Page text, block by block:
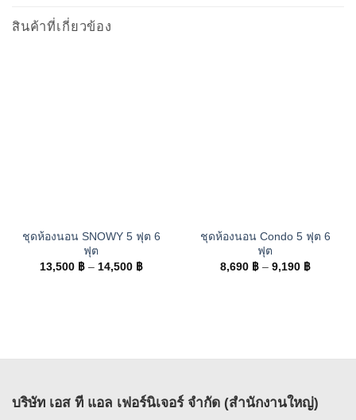
สินค้าที่เกี่ยวข้อง
ชุดห้องนอน SNOWY 5 ฟุต 6
ฟุต
13,500 ฿ – 14,500 ฿Price
ชุดห้องนอน Condo 5 ฟุต 6
ฟุต
8,690 ฿ – 9,190 ฿Price
บริษัท เอส ที แอล เฟอร์นิเจอร์ จำกัด (สำนักงานใหญ่)